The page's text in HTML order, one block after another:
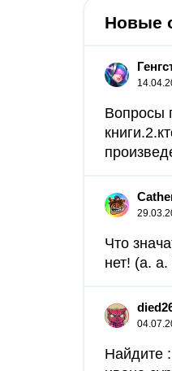
Новые
Вопросы
Что
нет! (а.
Найдите